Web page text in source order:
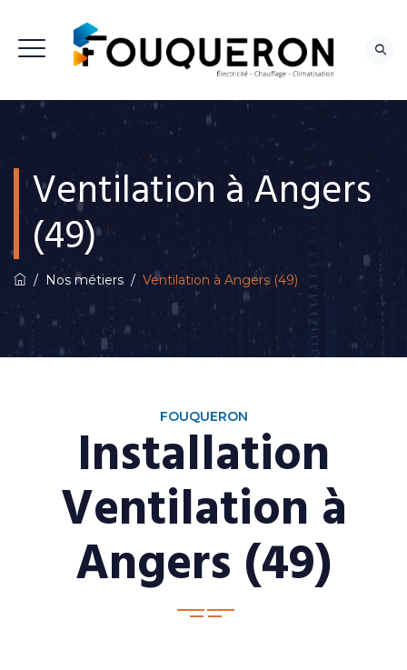
Ventilation à Angers
(49)
/ Nos métiers / Ventilation à Angers (49)
FOUQUERON
Installation
Ventilation à
Angers (49)